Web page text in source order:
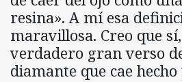
resina». A mí esa
maravillosa. Creo que
verdadero gran verso
diamante que cae